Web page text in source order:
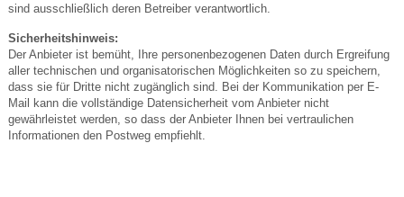
sind ausschließlich deren Betreiber verantwortlich.
Sicherheitshinweis:
Der Anbieter ist bemüht, Ihre personenbezogenen Daten durch Ergreifung
aller technischen und organisatorischen Möglichkeiten so zu speichern,
dass sie für Dritte nicht zugänglich sind. Bei der Kommunikation per E-
Mail kann die vollständige Datensicherheit vom Anbieter nicht
gewährleistet werden, so dass der Anbieter Ihnen bei vertraulichen
Informationen den Postweg empfiehlt.